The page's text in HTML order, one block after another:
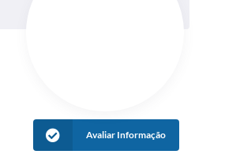
Avaliar Informação